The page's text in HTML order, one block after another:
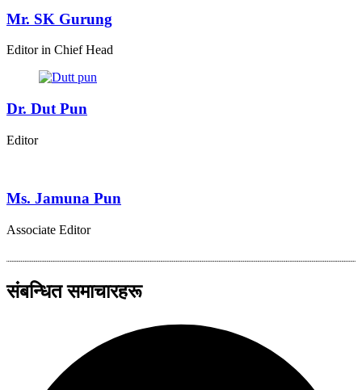
Mr. SK Gurung
Editor in Chief Head
Dr. Dut Pun
Editor
Ms. Jamuna Pun
Associate Editor
संबन्धित समाचारहरू